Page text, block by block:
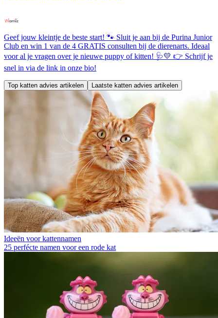
Geef jouw kleintje de beste start! 🐾 Sluit je aan bij de Purina Junior
Club en win 1 van de 4 GRATIS consulten bij de dierenarts. Ideaal
voor al je vragen over je nieuwe puppy of kitten! 🩺💛 👉 Schrijf je
snel in via de link in onze bio!
Top katten advies artikelen Laatste katten advies artikelen
Ideeën voor kattennamen
25 perfécte namen voor een rode kat